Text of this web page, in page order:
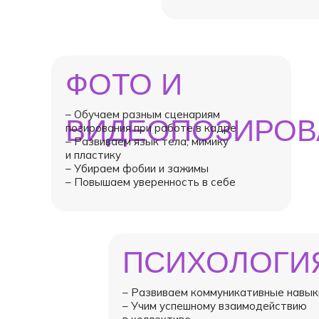
ФОТО И
– Обучаем разным сценариям
позирования при работе в кадре
– Развиваем язык тела, мимику
и пластику
– Убираем фобии и зажимы
– Повышаем уверенность в себе
– Развиваем коммуникативные
– Учим успешному взаимодействию